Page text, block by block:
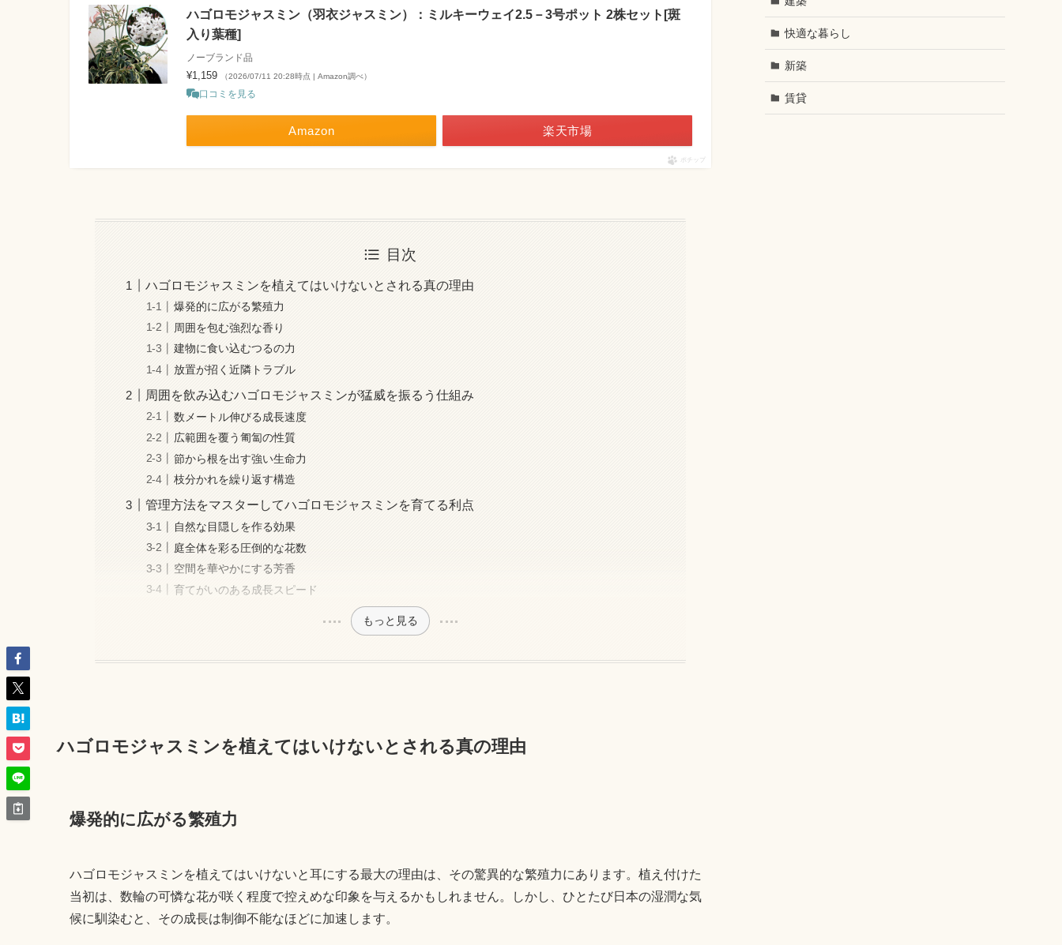
ハゴロモジャスミン（羽衣ジャスミン）：ミルキーウェイ2.5－3号ポット 2株セット[斑
入り葉種]
ノーブランド品
¥1,159 （2026/07/11 20:28時点 | Amazon調べ）
口コミを見る
Amazon 楽天市場
ポチップ
目次
ハゴロモジャスミンを植えてはいけないとされる真の理由
爆発的に広がる繁殖力
周囲を包む強烈な香り
建物に食い込むつるの力
放置が招く近隣トラブル
周囲を飲み込むハゴロモジャスミンが猛威を振るう仕組み
数メートル伸びる成長速度
広範囲を覆う匍匐の性質
節から根を出す強い生命力
枝分かれを繰り返す構造
管理方法をマスターしてハゴロモジャスミンを育てる利点
自然な目隠しを作る効果
庭全体を彩る圧倒的な花数
空間を華やかにする芳香
育てがいのある成長スピード
もっと見る
ハゴロモジャスミンを植えてはいけないとされる真の理由
爆発的に広がる繁殖力
ハゴロモジャスミンを植えてはいけないと耳にする最大の理由は、その驚異的な繁殖力にあります。植え付けた
当初は、数輪の可憐な花が咲く程度で控えめな印象を与えるかもしれません。しかし、ひとたび日本の湿潤な気
候に馴染むと、その成長は制御不能なほどに加速します。
快適な暮らし
新築
賃貸